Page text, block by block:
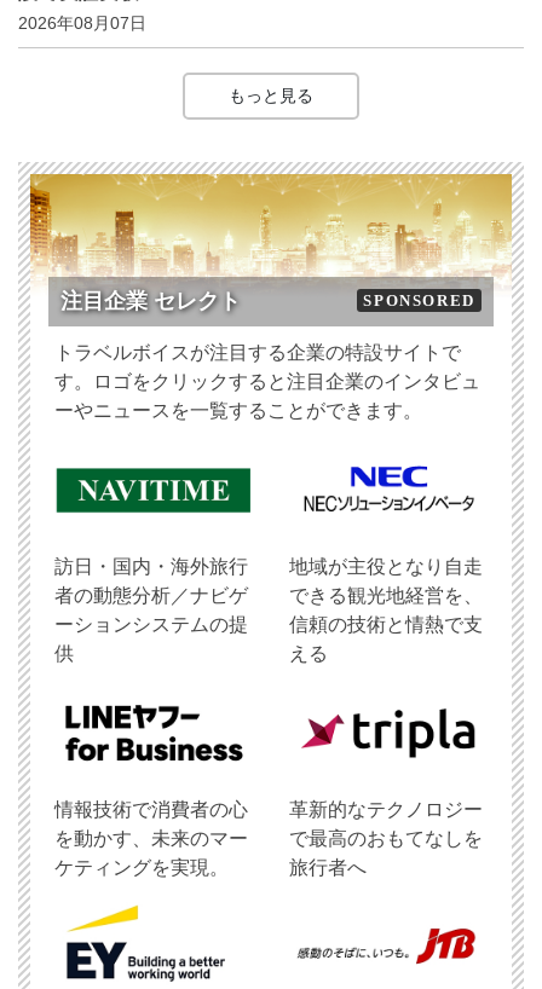
2026年08月07日
もっと見る
注目企業 セレクト SPONSORED
トラベルボイスが注目する企業の特設サイトで
す。ロゴをクリックすると注目企業のインタビュ
ーやニュースを一覧することができます。
訪日・国内・海外旅行
者の動態分析／ナビゲ
ーションシステムの提
供
地域が主役となり自走
できる観光地経営を、
信頼の技術と情熱で支
える
情報技術で消費者の心
を動かす、未来のマー
ケティングを実現。
革新的なテクノロジー
で最高のおもてなしを
旅行者へ